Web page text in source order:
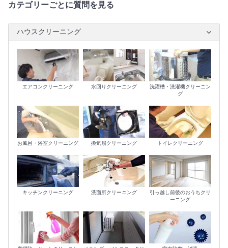
カテゴリーごとに質問を見る
ハウスクリーニング
エアコンクリーニング 水回りクリーニング
洗濯槽・洗濯機クリーニン
グ
お風呂・浴室クリーニング 換気扇クリーニング トイレクリーニング
キッチンクリーニング 洗面所クリーニング
引っ越し前後のおうちクリ
ーニング